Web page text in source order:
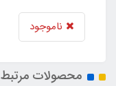
ناموجود
محصولات مرتبط